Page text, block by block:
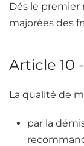
Dés le premier
majorées des
Article 10
La qualité de
par la